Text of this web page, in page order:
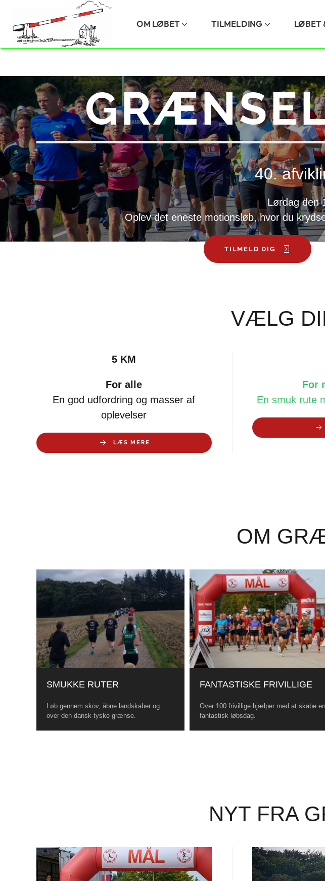
Skip to main content OM LØBET TILMELDING LØBET
40.
Lørdag den
Oplev det eneste motionsløb, hvor du
TILMELD DIG
VÆLG
5 KM
For alle
En god udfordring og masser af
oplevelser
LÆS MERE
For
En smuk rute
OM
SMUKKE RUTER
Løb gennem skov, åbne landskaber og
over den dansk-tyske grænse.
FANTASTISKE FRIVILLIGE
Over 100 frivillige hjælper med at skabe en
fantastisk løbsdag.
NYT FRA